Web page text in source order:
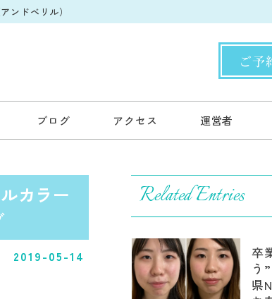
ンドベリル）
ご予
ブログ アクセス 運営者
カラー
2019-05-14
Related Entries
卒
う
県